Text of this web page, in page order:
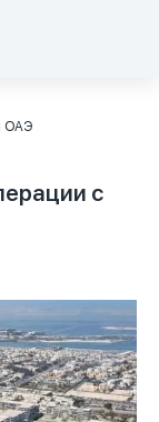
ОАЭ
с